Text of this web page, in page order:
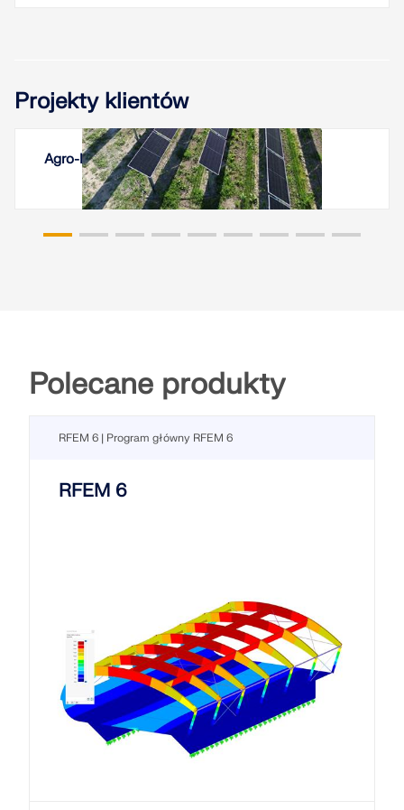
Projekty klientów
Agro-Photovoltaikanlage Weinberg, Italien
Polecane produkty
RFEM 6 | Program główny RFEM 6
RFEM 6